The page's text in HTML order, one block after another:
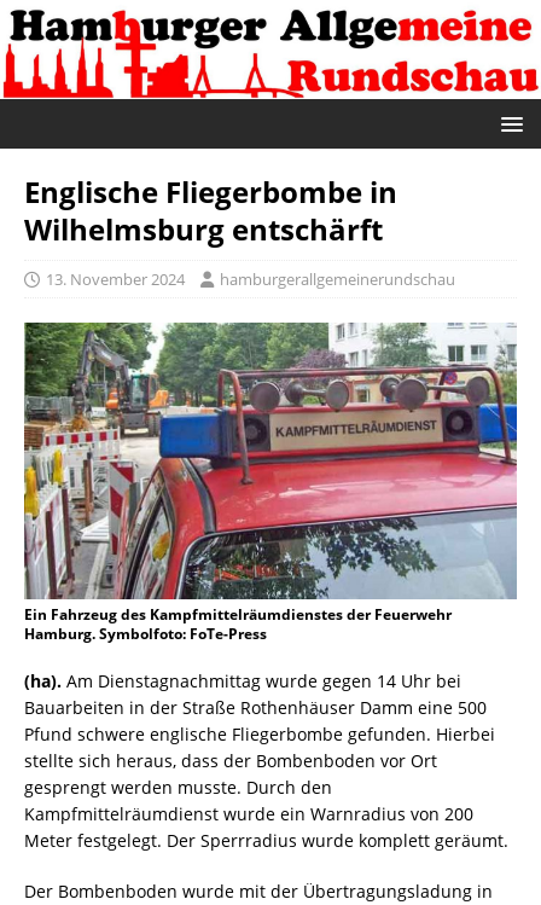
Englische Fliegerbombe in
Wilhelmsburg entschärft
13. November 2024 hamburgerallgemeinerundschau
Ein Fahrzeug des Kampfmittelräumdienstes der Feuerwehr
Hamburg. Symbolfoto: FoTe-Press
(ha). Am Dienstagnachmittag wurde gegen 14 Uhr bei
Bauarbeiten in der Straße Rothenhäuser Damm eine 500
Pfund schwere englische Fliegerbombe gefunden. Hierbei
stellte sich heraus, dass der Bombenboden vor Ort
gesprengt werden musste. Durch den
Kampfmittelräumdienst wurde ein Warnradius von 200
Meter festgelegt. Der Sperrradius wurde komplett geräumt.
Der Bombenboden wurde mit der Übertragungsladung in